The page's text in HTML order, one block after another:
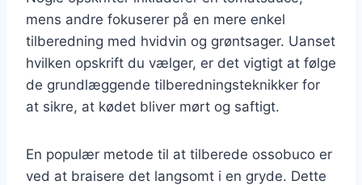
mens andre fokuserer på en mere enkel
tilberedning med hvidvin og grøntsager. Uanset
hvilken opskrift du vælger, er det vigtigt at følge
de grundlæggende tilberedningsteknikker for
at sikre, at kødet bliver mørt og saftigt.
En populær metode til at tilberede ossobuco er
ved at braisere det langsomt i en gryde. Dette